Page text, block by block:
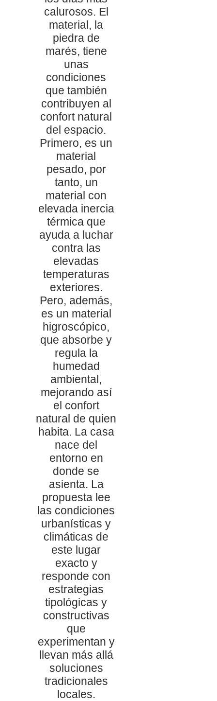
calurosos. El
material, la
piedra de
marés, tiene
unas
condiciones
que también
contribuyen al
confort natural
del espacio.
Primero, es un
material
pesado, por
tanto, un
material con
elevada inercia
térmica que
ayuda a luchar
contra las
elevadas
temperaturas
exteriores.
Pero, además,
es un material
higroscópico,
que absorbe y
regula la
humedad
ambiental,
mejorando así
el confort
natural de quien
habita. La casa
nace del
entorno en
donde se
asienta. La
propuesta lee
las condiciones
urbanísticas y
climáticas de
este lugar
exacto y
responde con
estrategias
tipológicas y
constructivas
que
experimentan y
llevan más allá
soluciones
tradicionales
locales.